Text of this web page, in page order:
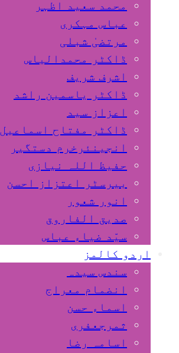
محمد سعید اظہر
عباس مہکری
مرتضیٰ شبلی
ڈاکٹر محمدالیاس
اشرف شریف
ڈاکٹر یاسمین راشد
اعزاز سید
ڈاکٹر مفتاح اسماعیل
انجینئرخرم دستگیر
حفیظ اللہ نیازی
بیرسٹر اعتزاز احسن
انور شعور
صدیق الفاروق
سیّد ضیاء عباس
اردو کالمز
سندس سیدہ
انضمام معراج
اسماء حسن
ثمرجعفری
اسامہ رضا